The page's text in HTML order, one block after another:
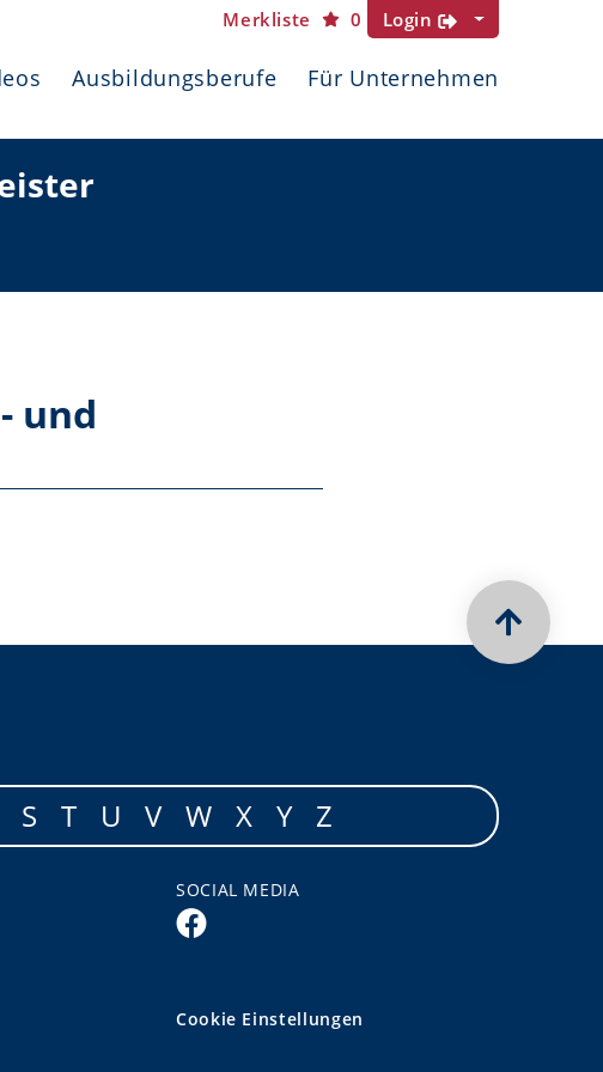
Merkliste 0 Login
Ausbildungsberufe Für Unternehmen
und
S T U V W X Y Z
SOCIAL MEDIA
Cookie Einstellungen